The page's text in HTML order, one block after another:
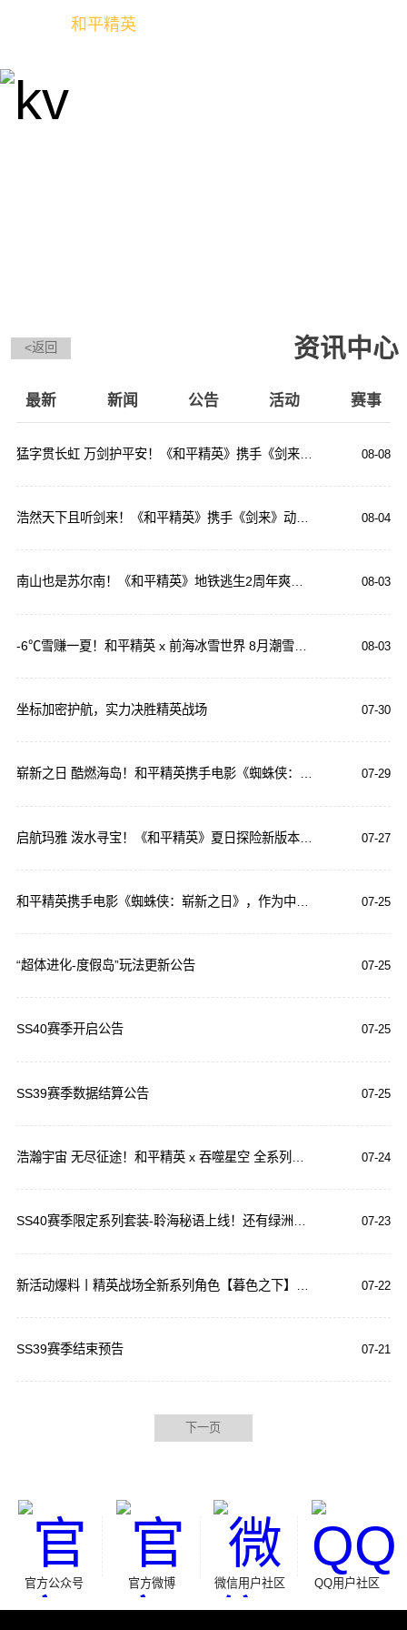
和平精英
<返回 资讯中心
最新 新闻 公告 活动 赛事
猛字贯长虹 万剑护平安！《和平精英》携手《剑来》动画双神装8月8日重磅上线 08-08
浩然天下且听剑来！《和平精英》携手《剑来》动画重磅联动来袭 08-04
南山也是苏尔南！《和平精英》地铁逃生2周年爽赚派对重磅来袭 08-03
-6℃雪赚一夏！和平精英 x 前海冰雪世界 8月潮雪节，万份补给已就位 08-03
坐标加密护航，实力决胜精英战场 07-30
崭新之日 酷燃海岛！和平精英携手电影《蜘蛛侠：崭新之日》联动今日惊喜上线 07-29
启航玛雅 泼水寻宝！《和平精英》夏日探险新版本联动重庆玛雅海滩水公园 刺激启幕 07-27
07-25
“超体进化-度假岛”玩法更新公告 07-25
SS40赛季开启公告 07-25
SS39赛季数据结算公告 07-25
07-24
SS40赛季限定系列套装-聆海秘语上线！还有绿洲赛季手册皮肤等你来~ 07-23
07-22
SS39赛季结束预告 07-21
下一页
官方公众号 官方微博 微信用户社区 QQ用户社区